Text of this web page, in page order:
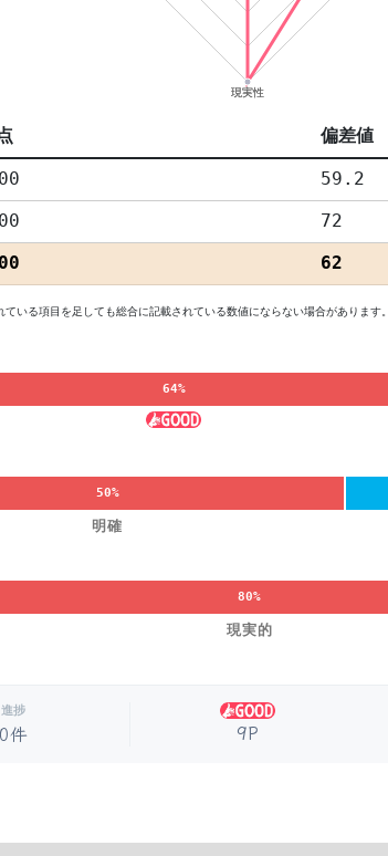
偏差値
59.2
72
62
いる項目を足しても総合に記載されている数値にならない場合があります。
64%
50%
明確
80%
現実的
進捗
件 9P